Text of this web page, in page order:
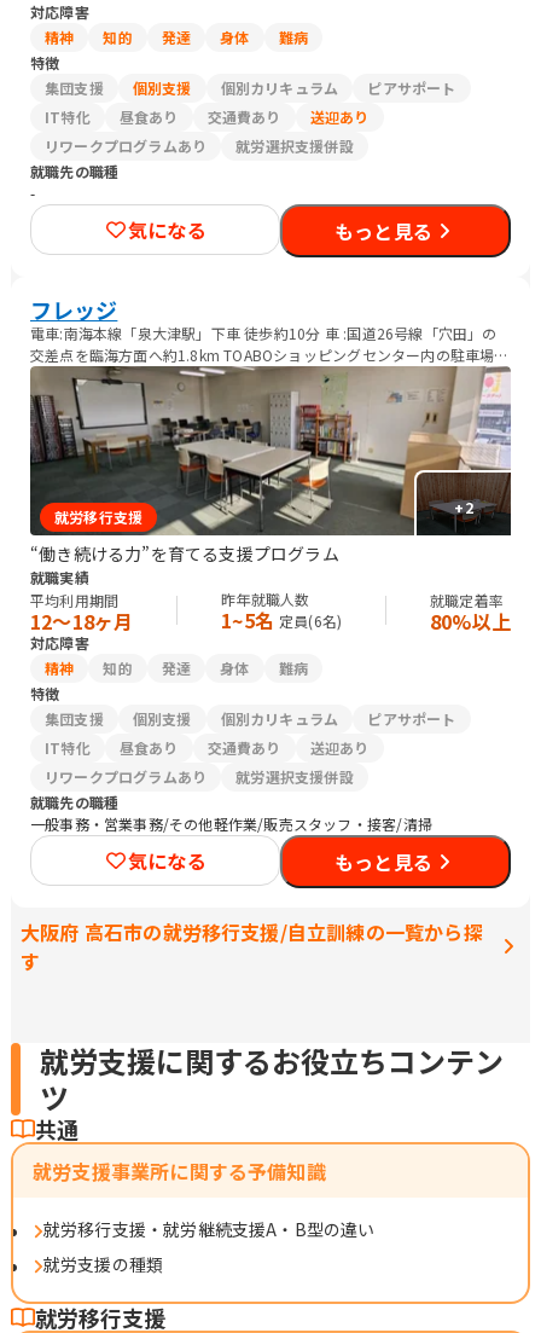
対応障害
精神
知的 発達 身体
難病
特徴
集団支援
個別支援 個別カリキュラム
ピアサポート
IT特化
昼食あり 交通費あり
送迎あり
リワークプログラムあり
就労選択支援併設
就職先の職種
-
気になる もっと見る
フレッジ
電車:南海本線「泉大津駅」下車 徒歩約10分 車 :国道26号線「穴田」の
交差点を臨海方面へ約1.8km TOABOショッピングセンター内の駐車場
(有料)利用可
+2
就労移行支援
“働き続ける力”を育てる支援プログラム
就職実績
平均利用期間
12〜18ヶ月
昨年就職人数
1~5名 定員(6名)
就職定着率
80%以上
対応障害
精神
知的 発達 身体
難病
特徴
集団支援
個別支援 個別カリキュラム
ピアサポート
IT特化
昼食あり 交通費あり
送迎あり
リワークプログラムあり
就労選択支援併設
就職先の職種
一般事務・営業事務/その他軽作業/販売スタッフ・接客/清掃
気になる もっと見る
大阪府 高石市の就労移行支援/自立訓練の一覧から探
す
就労支援に関するお役立ちコンテン
ツ
共通
就労支援事業所に関する予備知識
就労移行支援・就労継続支援A・B型の違い
就労支援の種類
就労移行支援